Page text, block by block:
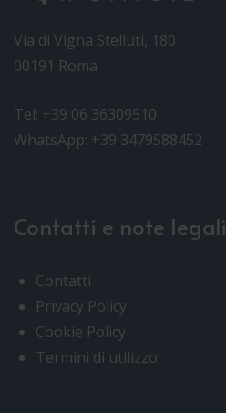
Via di Vigna Stelluti, 180
00191 Roma
Tel: +39 06 36309510
WhatsApp: +39 3479588452
Contatti e note legali
Contatti
Privacy Policy
Cookie Policy
Termini di utilizzo